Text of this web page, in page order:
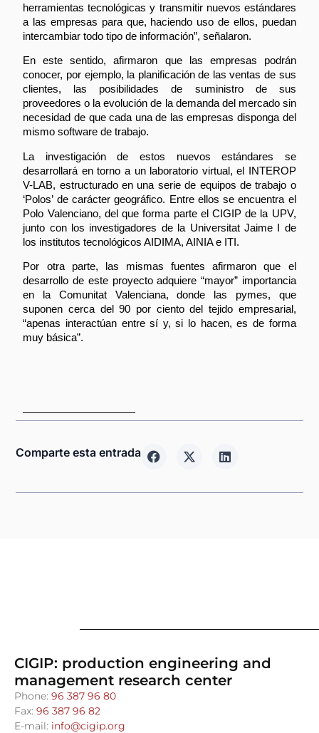
herramientas tecnológicas y transmitir nuevos estándares
a las empresas para que, haciendo uso de ellos, puedan
intercambiar todo tipo de información”, señalaron.
En este sentido, afirmaron que las empresas podrán
conocer, por ejemplo, la planificación de las ventas de sus
clientes, las posibilidades de suministro de sus
proveedores o la evolución de la demanda del mercado sin
necesidad de que cada una de las empresas disponga del
mismo software de trabajo.
La investigación de estos nuevos estándares se
desarrollará en torno a un laboratorio virtual, el INTEROP
V-LAB, estructurado en una serie de equipos de trabajo o
‘Polos’ de carácter geográfico. Entre ellos se encuentra el
Polo Valenciano, del que forma parte el CIGIP de la UPV,
junto con los investigadores de la Universitat Jaime I de
los institutos tecnológicos AIDIMA, AINIA e ITI.
Por otra parte, las mismas fuentes afirmaron que el
desarrollo de este proyecto adquiere “mayor” importancia
en la Comunitat Valenciana, donde las pymes, que
suponen cerca del 90 por ciento del tejido empresarial,
“apenas interactúan entre sí y, si lo hacen, es de forma
muy básica”.
Comparte esta entrada
CIGIP: production engineering and
management research center
Phone: 96 387 96 80
Fax: 96 387 96 82
E-mail: info@cigip.org